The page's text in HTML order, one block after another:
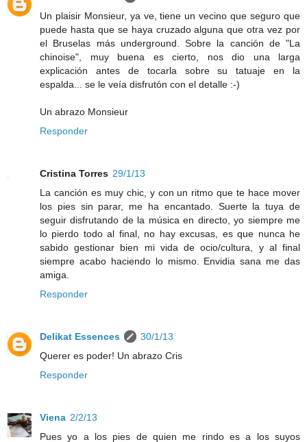
Un plaisir Monsieur, ya ve, tiene un vecino que seguro que
puede hasta que se haya cruzado alguna que otra vez por
el Bruselas más underground. Sobre la canción de "La
chinoise", muy buena es cierto, nos dio una larga
explicación antes de tocarla sobre su tatuaje en la
espalda... se le veía disfrutón con el detalle :-)
Un abrazo Monsieur
Responder
Cristina Torres 29/1/13
La canción es muy chic, y con un ritmo que te hace mover
los pies sin parar, me ha encantado. Suerte la tuya de
seguir disfrutando de la música en directo, yo siempre me
lo pierdo todo al final, no hay excusas, es que nunca he
sabido gestionar bien mi vida de ocio/cultura, y al final
siempre acabo haciendo lo mismo. Envidia sana me das
amiga.
Responder
Delikat Essences
30/1/13
Querer es poder! Un abrazo Cris
Responder
Viena 2/2/13
Pues yo a los pies de quien me rindo es a los suyos